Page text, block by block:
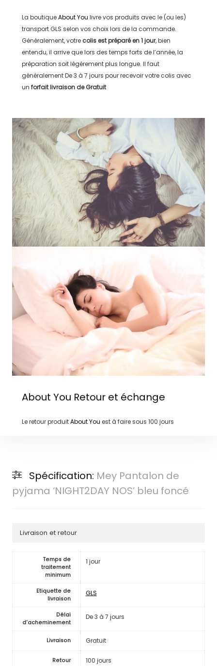
La boutiqueAbout You livre vos produits avec le (ou les)
transportGLS selon vos choix lors de la commande.
Généralement, votre colis est préparé en1 jour, bien
entendu, il arrive que lors des temps forts de l’année, la
préparation soit légérement plus longue. Il faut
généralementDe 3 à 7 jours pour recevoir votre colis avec
un forfait livraison deGratuit
About You Retour et échange
Le retour produitAbout You est à faire sous 100 jours
Spécification: Mey Pantalon de
pyjama ‘NIGHT2DAY NOS’ bleu foncé
Livraison et retour
Temps de
traitement
minimum
1 jour
Etiquette de
livraison
GLS
Délai
d'acheminement
De 3 à 7 jours
Livraison Gratuit
Retour 100 jours